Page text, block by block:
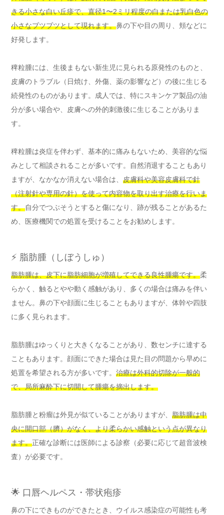
きる小さな白い丘疹で、直径1〜2ミリ程度の白または乳白色の
小さなブツブツとして現れます。鼻の下や目の周り、頬などに
好発します。
稗粒腫には、生後まもない新生児に見られる原発性のものと、
皮膚のトラブル（日焼け、外傷、薬の影響など）の後に生じる
続発性のものがあります。成人では、特にスキンケア製品の油
分が多い場合や、皮膚への外的刺激後に生じることがありま
す。
稗粒腫は炎症を伴わず、基本的に痛みもないため、美容的な悩
みとして相談されることが多いです。自然消退することもあり
ますが、なかなか消えない場合は、 皮膚科や美容皮膚科で針
（注射針や専用の針）を使って内容物を取り出す治療を行いま
す。自分でつぶそうとすると傷になり、跡が残ることがあるた
め、医療機関での処置を受けることをお勧めします。
⚡ 脂肪腫（しぼうしゅ）
脂肪腫は、皮下に脂肪細胞が増殖してできる良性腫瘍です。柔
らかく、触るとやや動く感触があり、多くの場合は痛みを伴い
ません。鼻の下や顔面に生じることもありますが、体幹や四肢
に多く見られます。
脂肪腫はゆっくりと大きくなることがあり、数センチに達する
こともあります。顔面にできた場合は見た目の問題から早めに
処置を希望される方が多いです。 治療は外科的切除が一般的
で、局所麻酔下に切開して腫瘍を摘出します。
脂肪腫と粉瘤は外見が似ていることがありますが、 脂肪腫は中
央に開口部（臍）がなく、より柔らかい感触という点が異なり
ます。正確な診断には医師による診察（必要に応じて超音波検
査）が必要です。
🌟 口唇ヘルペス・帯状疱疹
鼻の下にできものができたとき、ウイルス感染症の可能性も考